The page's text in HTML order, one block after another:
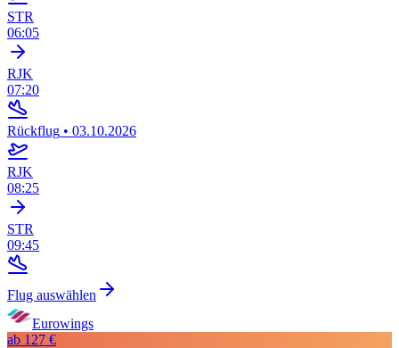
STR
06:05
RJK
07:20
Rückflug • 03.10.2026
RJK
08:25
STR
09:45
Flug auswählen
Eurowings
ab 127 €